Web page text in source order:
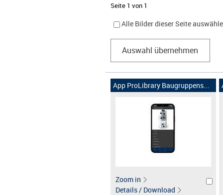
Seite 1 von 1
Alle Bilder dieser Seite
Auswahl übernehmen
App ProLibrary Baugruppens...
Zoom in
Details / Download